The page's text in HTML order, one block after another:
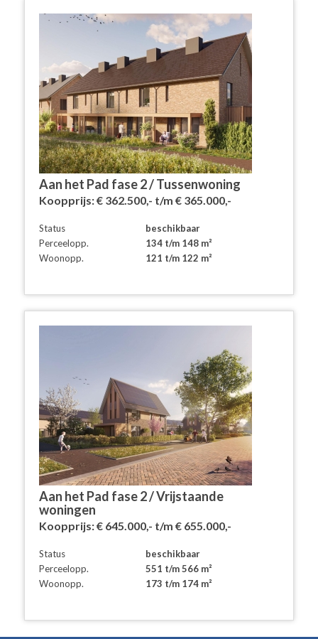
Aan deze objectinformatie kunnen geen rechten worden ontleend
en deze informatie kan niet als aanbieding of offerte worden
beschouwd. Indien u een aanbieding wenst, kan de makelaar
deze, na goedkeuring door de opdrachtgever, op basis van
specifieke gegevens verzorgen.
Aan het Pad fase 2 / Tussenwoning
Koopprijs:€ 362.500,- t/m € 365.000,-
Status
beschikbaar
Perceelopp.
134 t/m 148 m²
Woonopp.
121 t/m 122 m²
Aan het Pad fase 2 / Vrijstaande
woningen
Koopprijs:€ 645.000,- t/m € 655.000,-
Status
beschikbaar
Perceelopp.
551 t/m 566 m²
Woonopp.
173 t/m 174 m²